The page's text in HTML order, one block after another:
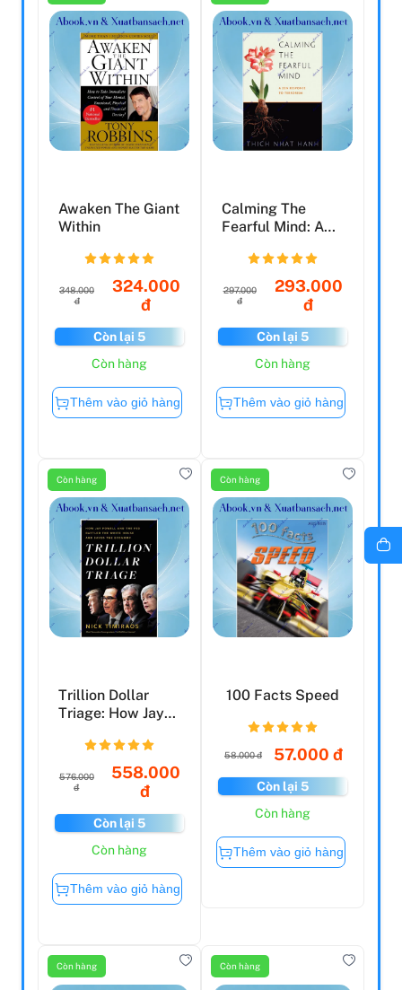
Awaken The Giant
Within
348.000
đ
324.000
đ
Còn lại 5
Còn hàng
Thêm vào giỏ hàng
Calming The
Fearful Mind: A
Terror...
297.000
đ
293.000
đ
Còn lại 5
Còn hàng
Thêm vào giỏ hàng
Còn hàng
Trillion Dollar
Triage: How Jay
Fed...
576.000
đ
558.000
đ
Còn lại 5
Còn hàng
Thêm vào giỏ hàng
Còn hàng
100 Facts Speed
58.000 đ 57.000 đ
Còn lại 5
Còn hàng
Thêm vào giỏ hàng
Còn hàng Còn hàng